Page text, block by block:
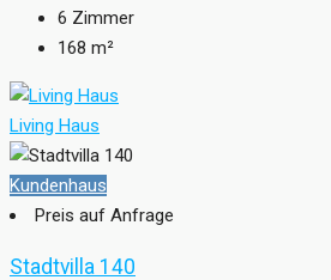
6 Zimmer
168 m²
Living Haus
Kundenhaus
Preis auf Anfrage
Stadtvilla 140